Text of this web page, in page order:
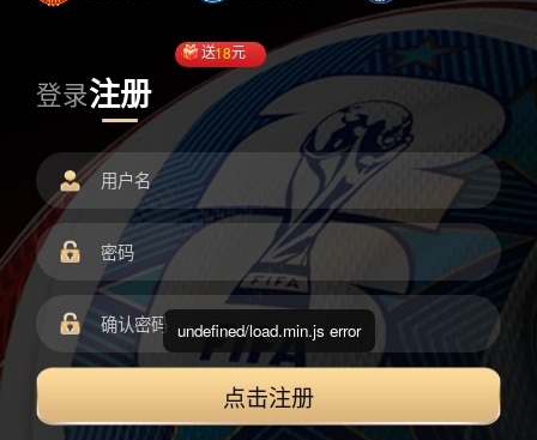
登录注册
送18元
点击注册
undefined/load.min.js error